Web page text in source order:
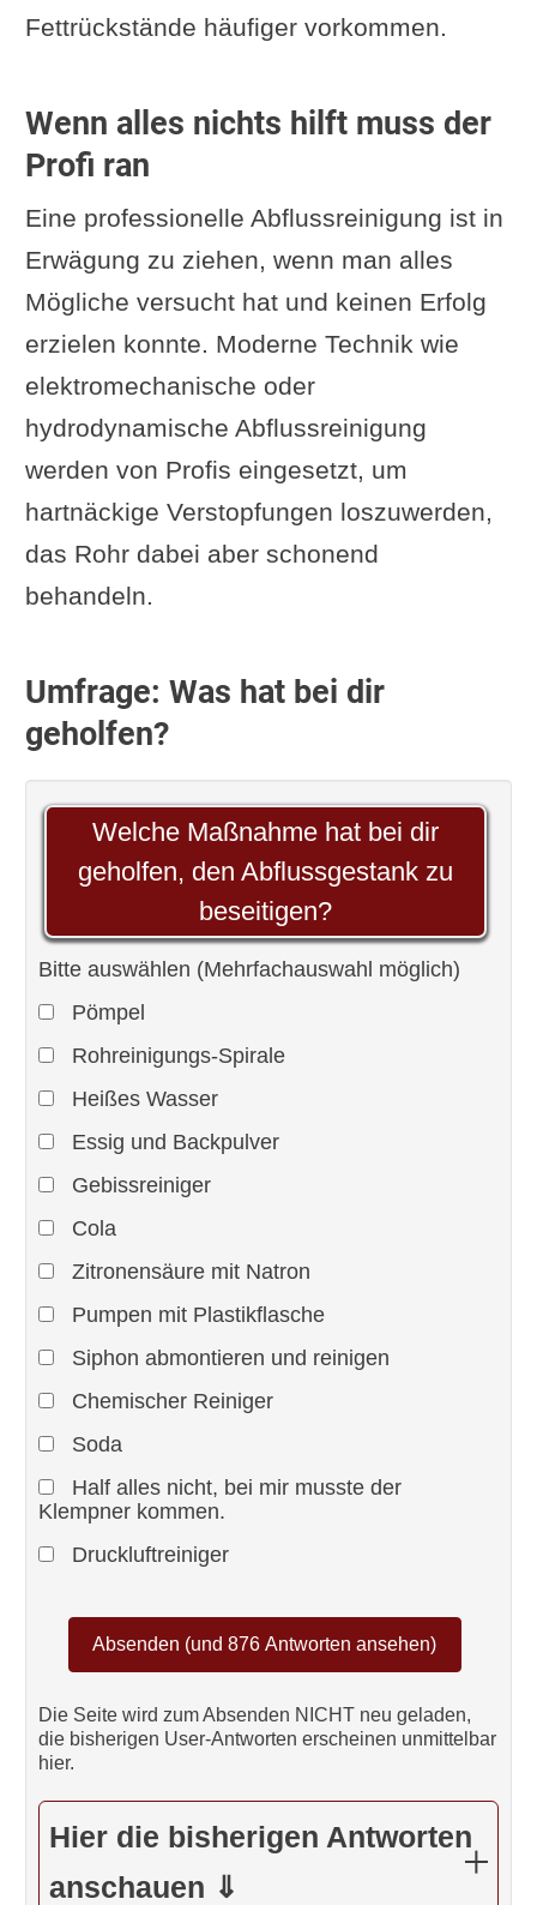
Fettrückstände häufiger vorkommen.
Wenn alles nichts hilft muss der
Profi ran
Eine professionelle Abflussreinigung ist in
Erwägung zu ziehen, wenn man alles
Mögliche versucht hat und keinen Erfolg
erzielen konnte. Moderne Technik wie
elektromechanische oder
hydrodynamische Abflussreinigung
werden von Profis eingesetzt, um
hartnäckige Verstopfungen loszuwerden,
das Rohr dabei aber schonend
behandeln.
Umfrage: Was hat bei dir
geholfen?
Welche Maßnahme hat bei dir
geholfen, den Abflussgestank zu
beseitigen?
Bitte auswählen (Mehrfachauswahl möglich)
Pömpel
Rohreinigungs-Spirale
Heißes Wasser
Essig und Backpulver
Gebissreiniger
Cola
Zitronensäure mit Natron
Pumpen mit Plastikflasche
Siphon abmontieren und reinigen
Chemischer Reiniger
Soda
Klempner kommen.
Druckluftreiniger
Die Seite wird zum Absenden NICHT neu geladen,
die bisherigen User-Antworten erscheinen unmittelbar
hier.
Hier die bisherigen Antworten
anschauen ⇓